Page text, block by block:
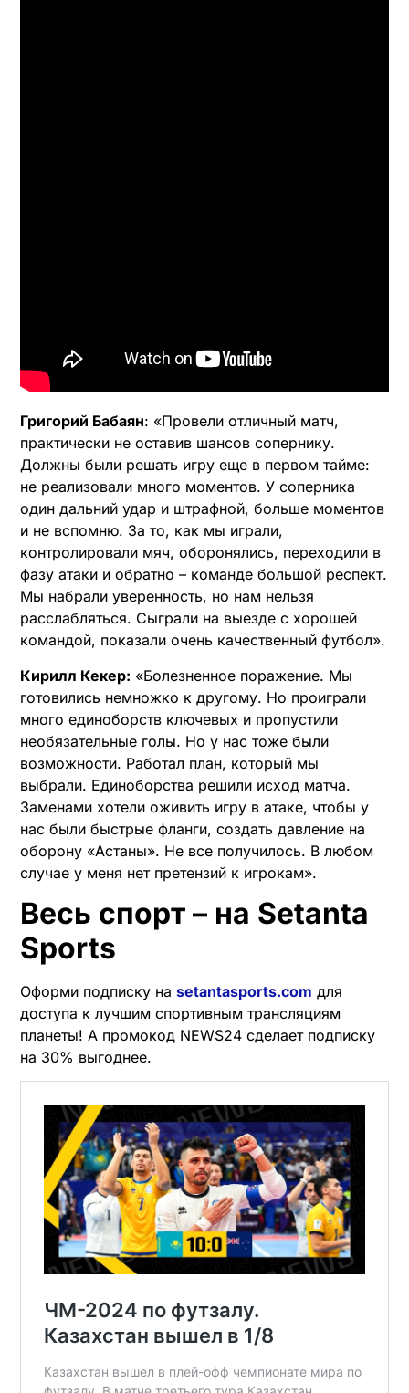
Григорий Бабаян: «Провели отличный матч,
практически не оставив шансов сопернику.
Должны были решать игру еще в первом тайме:
не реализовали много моментов. У соперника
один дальний удар и штрафной, больше моментов
и не вспомню. За то, как мы играли,
контролировали мяч, оборонялись, переходили в
фазу атаки и обратно – команде большой респект.
Мы набрали уверенность, но нам нельзя
расслабляться. Сыграли на выезде с хорошей
командой, показали очень качественный футбол».
Кирилл Кекер: «Болезненное поражение. Мы
готовились немножко к другому. Но проиграли
много единоборств ключевых и пропустили
необязательные голы. Но у нас тоже были
возможности. Работал план, который мы
выбрали. Единоборства решили исход матча.
Заменами хотели оживить игру в атаке, чтобы у
нас были быстрые фланги, создать давление на
оборону «Астаны». Не все получилось. В любом
случае у меня нет претензий к игрокам».
Весь спорт – на Setanta
Sports
Оформи подписку на setantasports.com для
доступа к лучшим спортивным трансляциям
планеты! А промокод NEWS24 сделает подписку
на 30% выгоднее.